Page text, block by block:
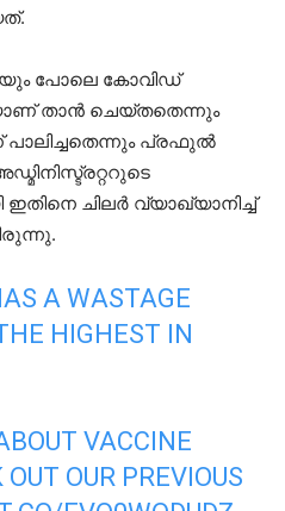
പോലെ കോവിഡ്
താന്‍ ചെയ്തതെന്നും
പാലിച്ചതെന്നും പ്രഫുല്‍
ചിലര്‍ വ്യാഖ്യാനിച്ച്
A WASTAGE
HIGHEST IN
VACCINE
OUR PREVIOUS